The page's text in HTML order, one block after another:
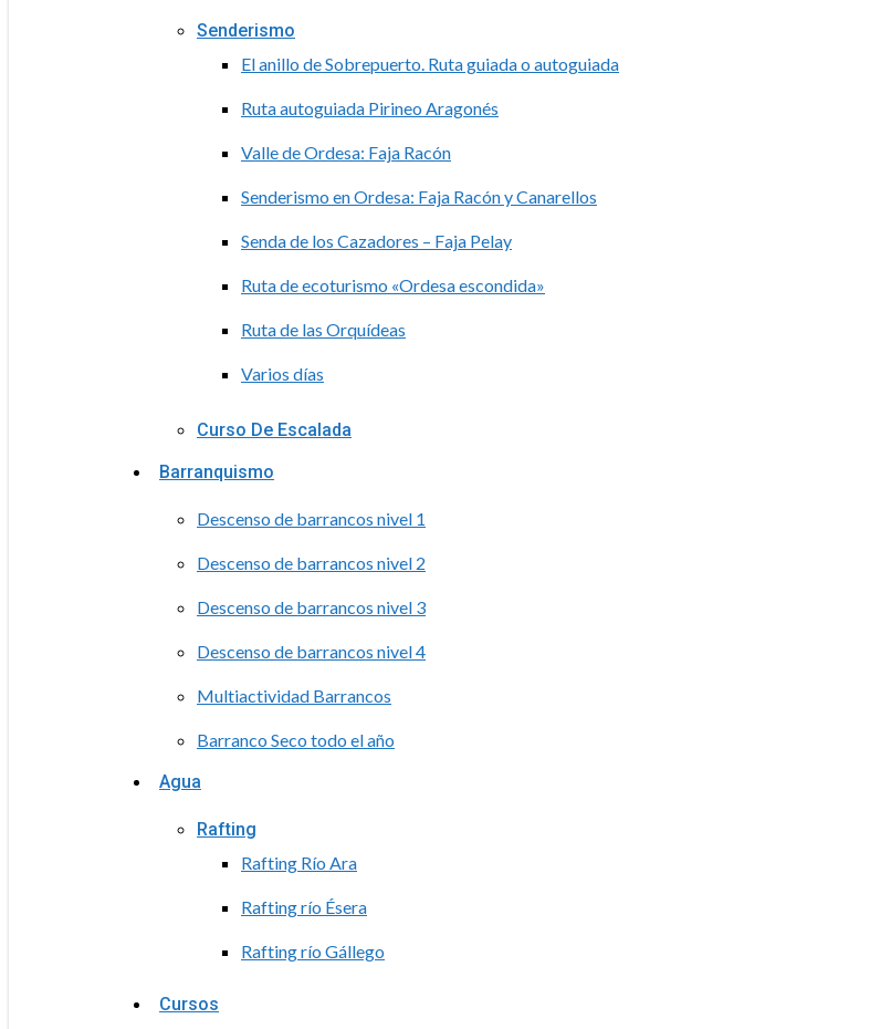
Senderismo
El anillo de Sobrepuerto. Ruta guiada o autoguiada
Ruta autoguiada Pirineo Aragonés
Valle de Ordesa: Faja Racón
Senderismo en Ordesa: Faja Racón y Canarellos
Senda de los Cazadores – Faja Pelay
Ruta de ecoturismo «Ordesa escondida»
Ruta de las Orquídeas
Varios días
Curso De Escalada
Barranquismo
Descenso de barrancos nivel 1
Descenso de barrancos nivel 2
Descenso de barrancos nivel 3
Descenso de barrancos nivel 4
Multiactividad Barrancos
Barranco Seco todo el año
Agua
Rafting
Rafting Río Ara
Rafting río Ésera
Rafting río Gállego
Cursos